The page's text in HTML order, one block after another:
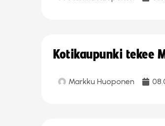
Kotikaupunki tekee
Markku Huoponen